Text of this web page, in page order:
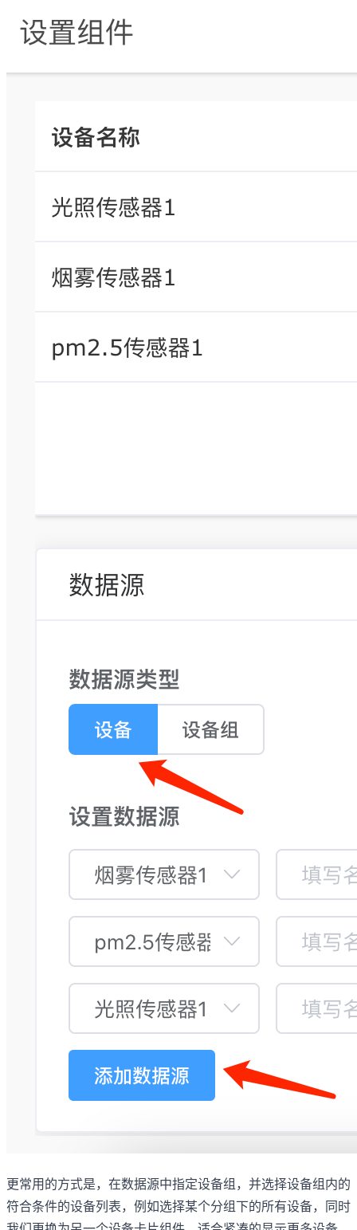
更常用的方式是，在数据源中指定设备组，并选择设备组内的
符合条件的设备列表，例如选择某个分组下的所有设备，同时